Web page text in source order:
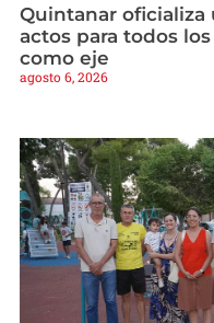
Quintanar oficializa
actos para todos
como eje
agosto 6, 2026